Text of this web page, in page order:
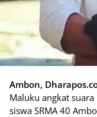
Ambon,
Maluku angkat
siswa SRMA 40